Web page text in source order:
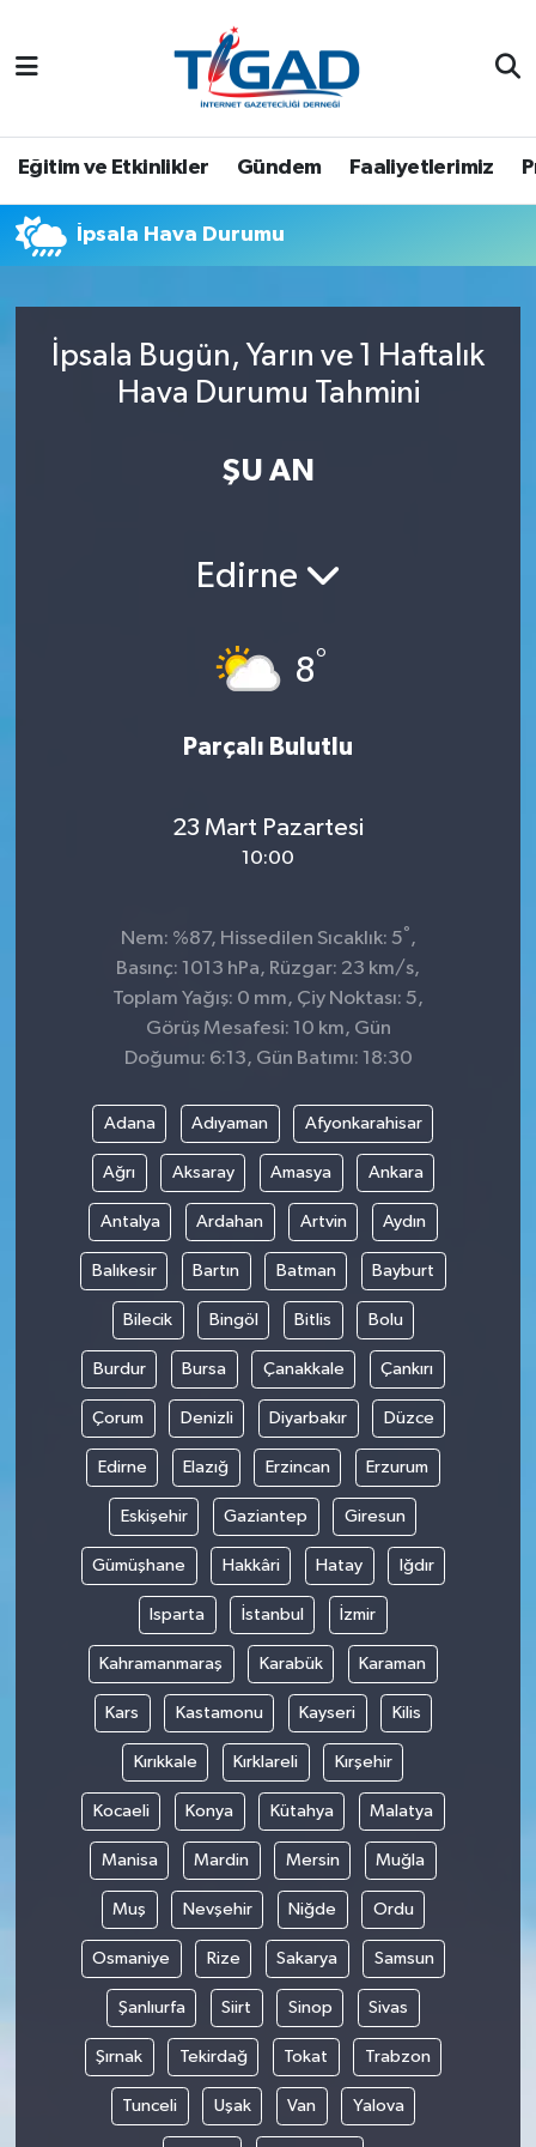
Eğitim ve Etkinlikler Gündem Faaliyetlerimiz
İpsala Hava Durumu
İpsala Bugün, Yarın ve 1 Haftalık
Hava Durumu Tahmini
ŞU AN
Edirne
8°
Parçalı Bulutlu
23 Mart Pazartesi
10:00
Nem: %87, Hissedilen Sıcaklık: 5° ,
Basınç: 1013 hPa, Rüzgar: 23 km/s,
Toplam Yağış: 0 mm, Çiy Noktası: 5,
Görüş Mesafesi: 10 km, Gün
Doğumu: 6:13, Gün Batımı: 18:30
Adana Adıyaman Afyonkarahisar
Ağrı Aksaray Amasya Ankara
Antalya Ardahan Artvin Aydın
Balıkesir Bartın Batman Bayburt
Bilecik Bingöl Bitlis Bolu
Burdur Bursa Çanakkale Çankırı
Çorum Denizli Diyarbakır Düzce
Edirne Elazığ Erzincan Erzurum
Eskişehir Gaziantep Giresun
Gümüşhane Hakkâri Hatay Iğdır
Isparta İstanbul İzmir
Kahramanmaraş Karabük Karaman
Kars Kastamonu Kayseri Kilis
Kırıkkale Kırklareli Kırşehir
Kocaeli Konya Kütahya Malatya
Manisa Mardin Mersin Muğla
Muş Nevşehir Niğde Ordu
Osmaniye Rize Sakarya Samsun
Şanlıurfa Siirt Sinop Sivas
Şırnak Tekirdağ Tokat Trabzon
Tunceli Uşak Van Yalova
Nöbetçi Eczaneler
Tüm Manşetler
Son Dakika Haberleri